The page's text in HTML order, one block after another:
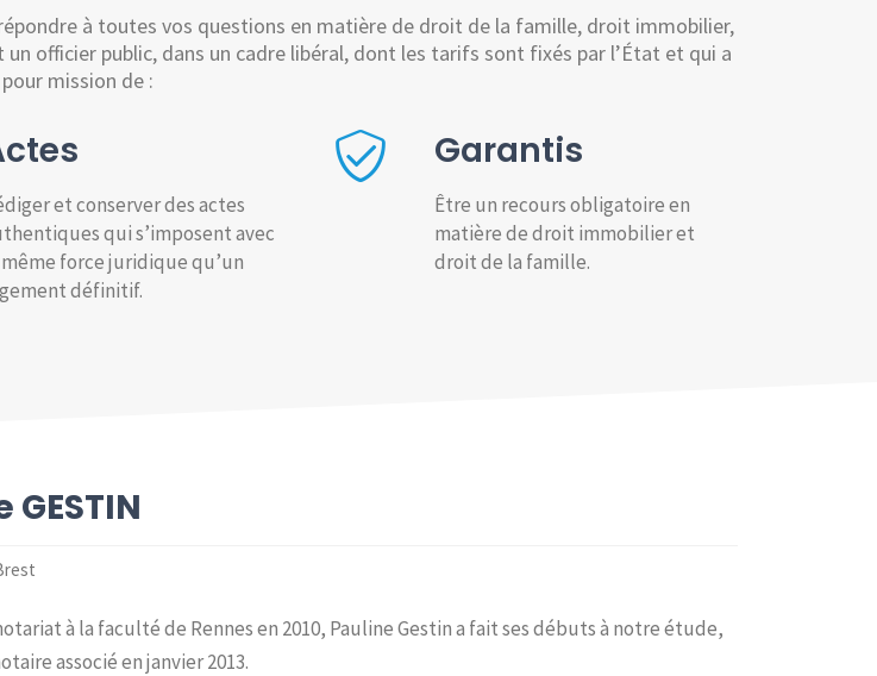
à toutes vos questions en matière de droit de la famille, droit immobilier,
officier public, dans un cadre libéral, dont les tarifs sont fixés par l’État et qui a
pour mission de :
et conserver des actes
qui s’imposent avec
force juridique qu’un
définitif.
Garantis
Être un recours obligatoire en
matière de droit immobilier et
droit de la famille.
à la faculté de Rennes en 2010, Pauline Gestin a fait ses débuts à notre étude,
associé en janvier 2013.